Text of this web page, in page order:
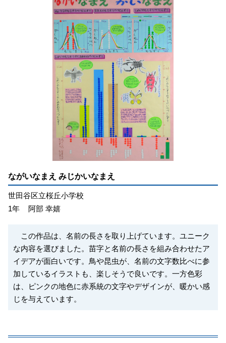
ながいなまえ みじかいなまえ
世田谷区立桜丘小学校
1年
阿部 幸嬉
この作品は、名前の長さを取り上げています。ユニーク
な内容を選びました。苗字と名前の長さを組み合わせたア
イデアが面白いです。鳥や昆虫が、名前の文字数比べに参
加しているイラストも、楽しそうで良いです。一方色彩
は、ピンクの地色に赤系統の文字やデザインが、暖かい感
じを与えています。